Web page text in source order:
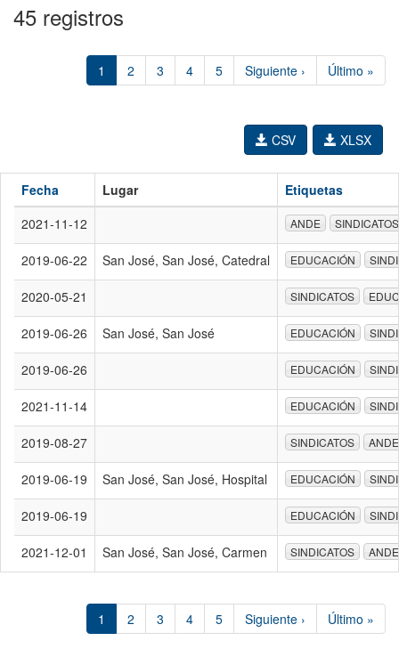
45 registros
1 2 3 4 5 Siguiente › Último »
XLSX
CSV
Fecha Lugar
Etiquetas
2021-11-12
ANDE SINDICATOS
2019-06-22 San José, San José, Catedral EDUCACIÓN
2020-05-21 SINDICATOS
2019-06-26 San José, San José EDUCACIÓN
2019-06-26 EDUCACIÓN
2021-11-14 EDUCACIÓN
2019-08-27 SINDICATOS ANDE
2019-06-19 San José, San José, Hospital EDUCACIÓN
2019-06-19 EDUCACIÓN
2021-12-01 San José, San José, Carmen SINDICATOS ANDE
1 2 3 4 5 Siguiente › Último »